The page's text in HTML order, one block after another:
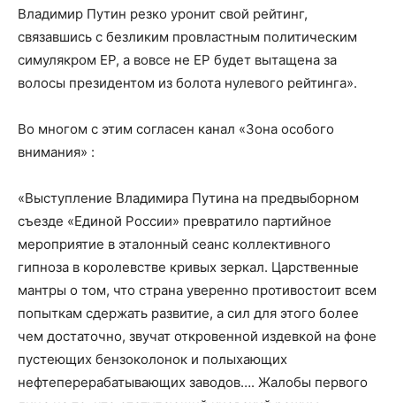
Владимир Путин резко уронит свой рейтинг,
связавшись с безликим провластным политическим
симулякром ЕР, а вовсе не ЕР будет вытащена за
волосы президентом из болота нулевого рейтинга».
Во многом с этим согласен канал «Зона особого
внимания» :
«Выступление Владимира Путина на предвыборном
съезде «Единой России» превратило партийное
мероприятие в эталонный сеанс коллективного
гипноза в королевстве кривых зеркал. Царственные
мантры о том, что страна уверенно противостоит всем
попыткам сдержать развитие, а сил для этого более
чем достаточно, звучат откровенной издевкой на фоне
пустеющих бензоколонок и полыхающих
нефтеперерабатывающих заводов…. Жалобы первого